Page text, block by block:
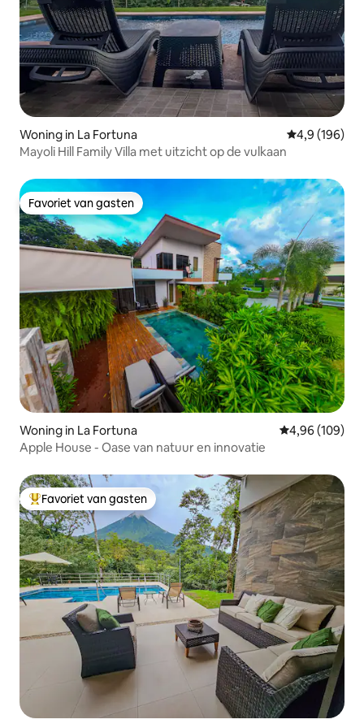
Woning in La Fortuna Gemiddelde
4,9 (196)
Mayoli Hill Family Villa met uitzicht op de vulkaan
Favoriet van gasten
Favoriet van gasten
Woning in La Fortuna Gemiddelde
4,96 (109)
Apple House - Oase van natuur en innovatie
Topfavoriet van gasten
Favoriet van gasten